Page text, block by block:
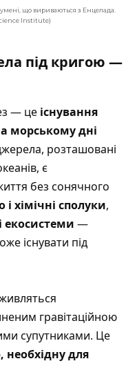
що вириваються з Енцелада.
Institute)
під кригою —
— це існування
морському дні
розташовані
є
без сонячного
і хімічні сполуки,
екосистеми —
існувати під
гравітаційною
супутниками. Це
необхідну для